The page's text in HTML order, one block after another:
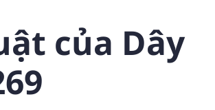
của Dây